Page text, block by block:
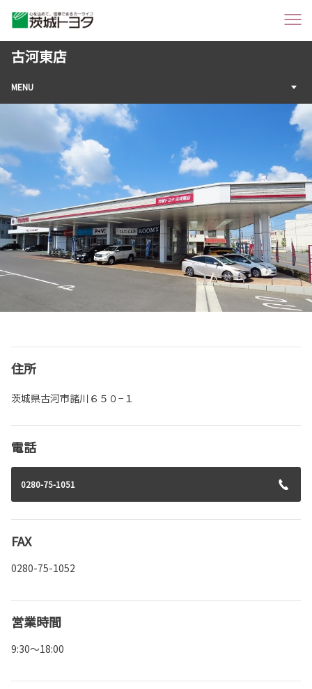
古河東店
MENU
住所
茨城県古河市諸川６５０−１
電話
0280-75-1051
FAX
0280-75-1052
営業時間
9:30～18:00